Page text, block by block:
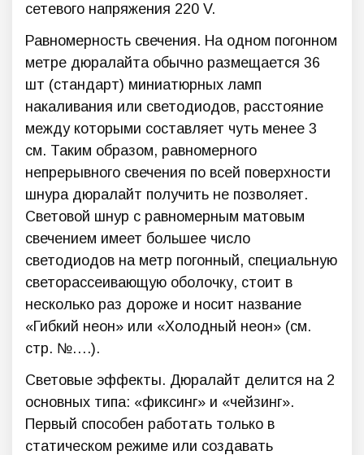
сетевого напряжения 220 V.
Равномерность свечения. На одном погонном
метре дюралайта обычно размещается 36
шт (стандарт) миниатюрных ламп
накаливания или светодиодов, расстояние
между которыми составляет чуть менее 3
см. Таким образом, равномерного
непрерывного свечения по всей поверхности
шнура дюралайт получить не позволяет.
Световой шнур с равномерным матовым
свечением имеет большее число
светодиодов на метр погонный, специальную
светорассеивающую оболочку, стоит в
несколько раз дороже и носит название
«Гибкий неон» или «Холодный неон» (см.
стр. №….).
Световые эффекты. Дюралайт делится на 2
основных типа: «фиксинг» и «чейзинг».
Первый способен работать только в
статическом режиме или создавать